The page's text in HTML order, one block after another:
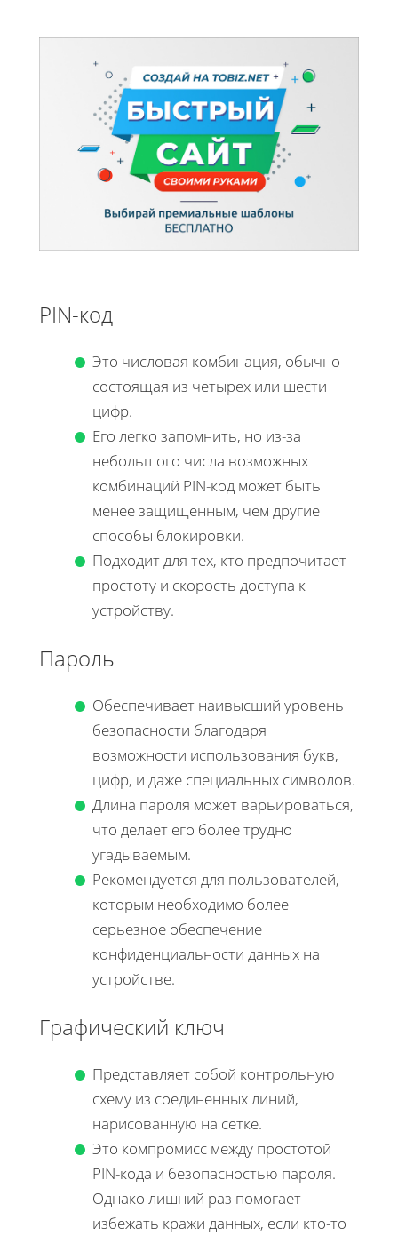
PIN-код
Это числовая комбинация, обычно
состоящая из четырех или шести
цифр.
Его легко запомнить, но из-за
небольшого числа возможных
комбинаций PIN-код может быть
менее защищенным, чем другие
способы блокировки.
Подходит для тех, кто предпочитает
простоту и скорость доступа к
устройству.
Пароль
Обеспечивает наивысший уровень
безопасности благодаря
возможности использования букв,
цифр, и даже специальных символов.
Длина пароля может варьироваться,
что делает его более трудно
угадываемым.
Рекомендуется для пользователей,
которым необходимо более
серьезное обеспечение
конфиденциальности данных на
устройстве.
Графический ключ
Представляет собой контрольную
схему из соединенных линий,
нарисованную на сетке.
Это компромисс между простотой
PIN-кода и безопасностью пароля.
Однако лишний раз помогает
избежать кражи данных, если кто-то